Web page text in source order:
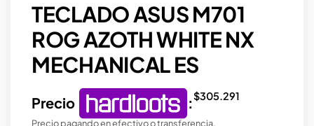
TECLADO ASUS M701
ROG AZOTH WHITE NX
MECHANICAL ES
Precio :$305.291
Precio pagando en efectivo o transferencia.